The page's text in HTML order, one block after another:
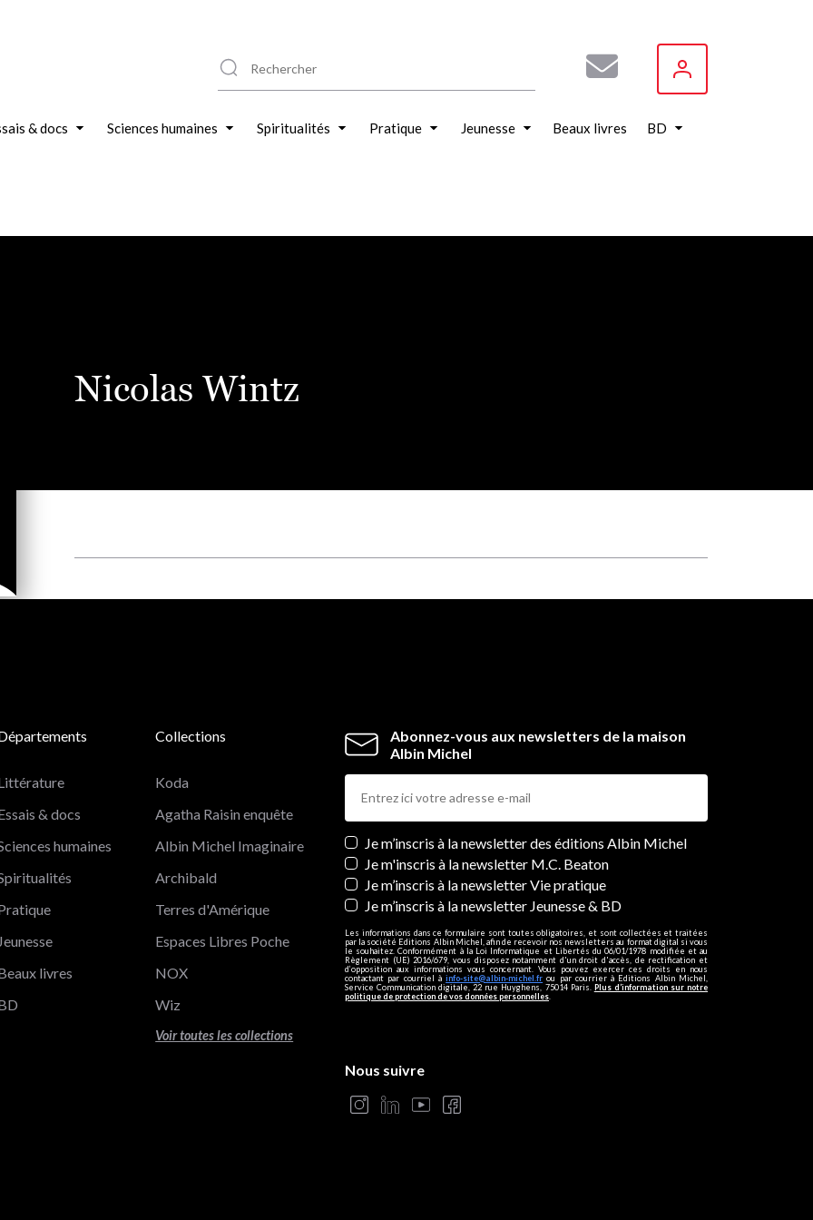
& docs Sciences humaines Spiritualités Pratique Jeunesse Beaux livres BD
Nicolas Wintz
Abonnez-vous aux newsletters de la maison
Albin Michel
Newsletters
Je m’inscris à la newsletter des éditions Albin Michel
Je m'inscris à la newsletter M.C. Beaton
Je m’inscris à la newsletter Vie pratique
Je m’inscris à la newsletter Jeunesse & BD
Les informations dans ce formulaire sont toutes obligatoires, et sont collectées et traitées
par la société Editions Albin Michel, afin de recevoir nos newsletters au format digital si vous
le souhaitez. Conformément à la Loi Informatique et Libertés du 06/01/1978 modifiée et au
Règlement (UE) 2016/679, vous disposez notamment d'un droit d'accès, de rectification et
d’opposition aux informations vous concernant. Vous pouvez exercer ces droits en nous
contactant par courriel àinfo-site@albin-michel.fr ou par courrier à Editions Albin Michel,
Service Communication digitale, 22 rue Huyghens, 75014 Paris. Plus d’information sur notre
politique de protection de vos données personnelles
& docs
humaines
Jeunesse
livres
Collections
Koda
Agatha Raisin enquête
Albin Michel Imaginaire
Archibald
Terres d'Amérique
Espaces Libres Poche
NOX
Wiz
Voir toutes les collections
Nous suivre